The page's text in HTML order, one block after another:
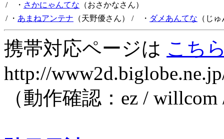
/ ・ さかにゃんてな （おさかなさん）
/ ・ あまねアンテナ （天野優さん） / ・ ダメあんてな （じ
携帯対応ページは こち
http://
（動作確認：ez /